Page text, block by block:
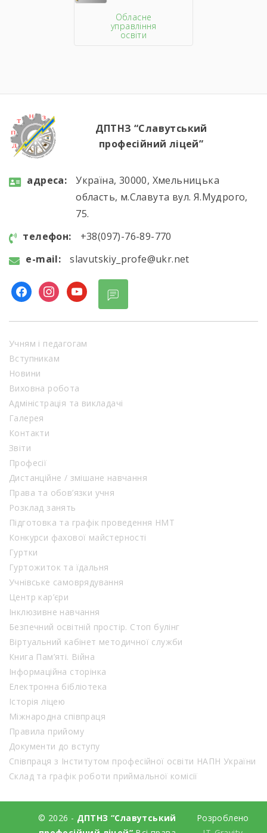
Обласне
управління
освіти
ДПТНЗ “Славутський
професійний ліцей”
aдресa:
Україна, 30000, Хмельницька
область, м.Славута вул. Я.Мудрого,
75.
телефон:
+38(097)-76-89-770
e-mail:
slavutskiy_profe@ukr.net
Учням і педагогам
Вступникам
Новини
Виховна робота
Адміністрація та викладачі
Галерея
Контакти
Звіти
Професії
Дистанційне / змішане навчання
Права та обов’язки учня
Розклад занять
Підготовка та графік проведення НМТ
Конкурси фахової майстерності
Гуртки
Гуртожиток та їдальня
Учнівське самоврядування
Центр кар’єри
Інклюзивне навчання
Безпечний освітній простір. Стоп булінг
Віртуальний кабінет методичної служби
Книга Пам’яті. Війна
Інформаційна сторінка
Електронна бібліотека
Історія ліцею
Міжнародна співпраця
Правила прийому
Документи до вступу
Співпраця з Інститутом професійної освіти НАПН України
Склад та графік роботи приймальної комісії
© 2026 - ДПТНЗ “Славутський
Розроблено